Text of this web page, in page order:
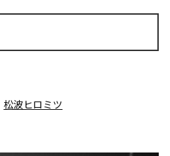
松波ヒロミツ